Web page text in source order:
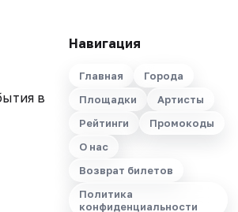
в
Навигация
Главная
Города
Площадки
Артисты
Рейтинги
Промокоды
О нас
Возврат билетов
Политика
конфиденциальности